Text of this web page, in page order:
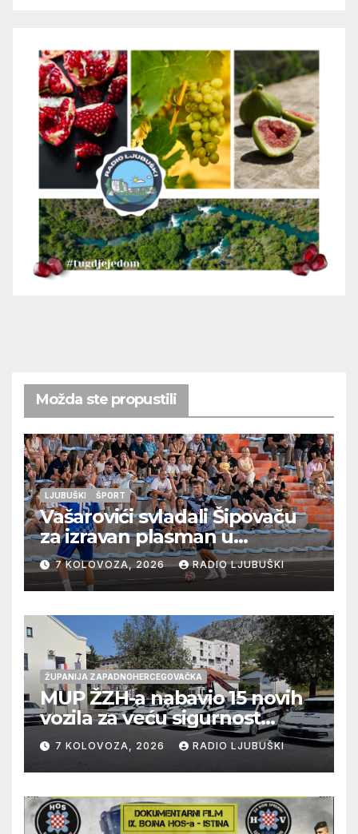
Možda ste propustili
LJUBUŠKI ŠPORT
Vašarovići svladali Šipovaču
za izravan plasman u
četvrtfinale, Grab izborio
prolazak dalje, Klobuk ispao,
večeras počinje četvrtfinale
juniora
7 KOLOVOZA, 2026 RADIO LJUBUŠKI
ŽUPANIJA ZAPADNOHERCEGOVAČKA
MUP ŽZH-a nabavio 15 novih
vozila za veću sigurnost
građana i učinkovitiji rad
policije
7 KOLOVOZA, 2026 RADIO LJUBUŠKI